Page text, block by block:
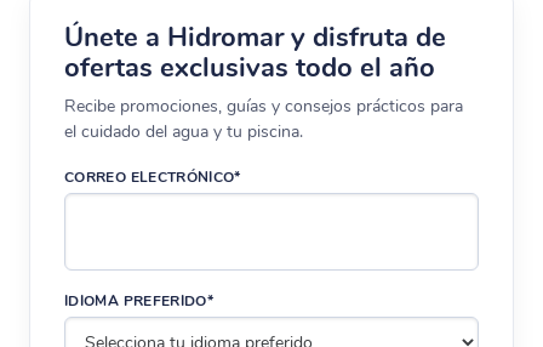
Únete a Hidromar y disfruta de
ofertas exclusivas todo el año
Recibe promociones, guías y consejos prácticos para
el cuidado del agua y tu piscina.
CORREO ELECTRÓNICO*
IDIOMA PREFERIDO*